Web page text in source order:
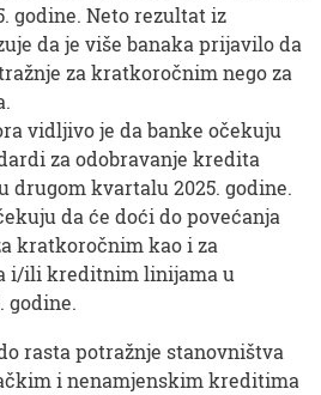
godine. Neto rezultat iz
da je više banaka prijavilo da
za kratkoročnim nego za
vidljivo je da banke očekuju
za odobravanje kredita
drugom kvartalu 2025. godine.
da će doći do povećanja
kratkoročnim kao i za
i/ili kreditnim linijama u
godine.
rasta potražnje stanovništva
i nenamjenskim kreditima